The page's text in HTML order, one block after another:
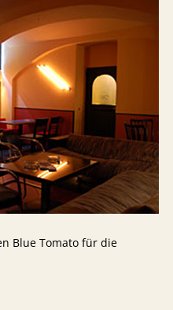
Blue Tomato für die